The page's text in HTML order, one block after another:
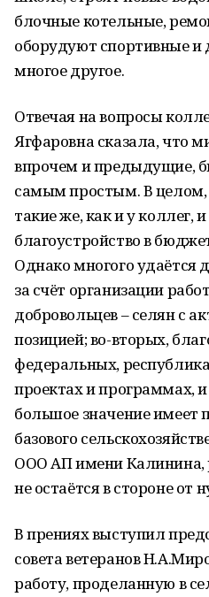
блочные котельные,
оборудуют спортивные
многое другое.
Отвечая на вопросы
Ягфаровна сказала, что
впрочем и предыдущие,
самым простым. В
такие же, как и у коллег,
благоустройство в
Однако многого удаётся
за счёт организации
добровольцев – селян с
позицией; во-вторых,
федеральных,
проектах и программах,
большое значение имеет
базового
ООО АП имени Калинина,
не остаётся в стороне от
В прениях выступил
совета ветеранов
работу, проделанную в